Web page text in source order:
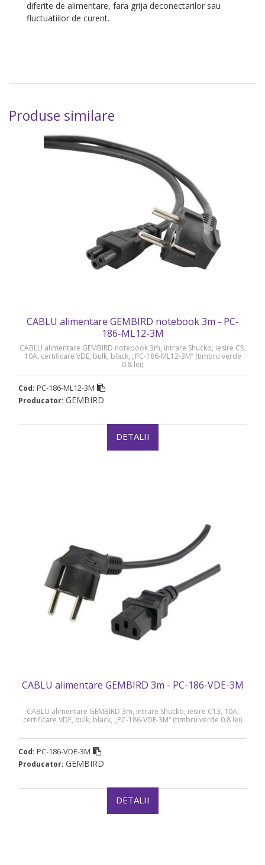
diferite de alimentare, fara grija deconectarilor sau
fluctuatiilor de curent.
Produse similare
CABLU alimentare GEMBIRD notebook 3m - PC-
186-ML12-3M
CABLU alimentare GEMBIRD notebook 3m, intrare Shucko, iesire C5,
10A, certificare VDE, bulk, black, „PC-186-ML12-3M” (timbru verde
0.8 lei)
Cod: PC-186-ML12-3M
Producator: GEMBIRD
DETALII
CABLU alimentare GEMBIRD 3m - PC-186-VDE-3M
CABLU alimentare GEMBIRD 3m, intrare Shucko, iesire C13, 10A,
certificare VDE, bulk, black, „PC-186-VDE-3M” (timbru verde 0.8 lei)
Cod: PC-186-VDE-3M
Producator: GEMBIRD
DETALII